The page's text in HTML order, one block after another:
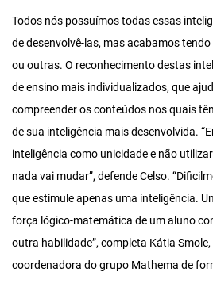
Todos nós possuímos todas essas
de desenvolvê-las, mas acabamos
ou outras. O reconhecimento destas
de ensino mais individualizados, que
compreender os conteúdos nos quais
de sua inteligência mais desenvolvida.
inteligência como unicidade e não
nada vai mudar”, defende Celso.
que estimule apenas uma inteligência.
força lógico-matemática de um aluno
outra habilidade”, completa Kátia
coordenadora do grupo Mathema de